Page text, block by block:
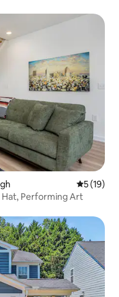
appréciés
5 (19)
Hat, Performing Art
appréciés